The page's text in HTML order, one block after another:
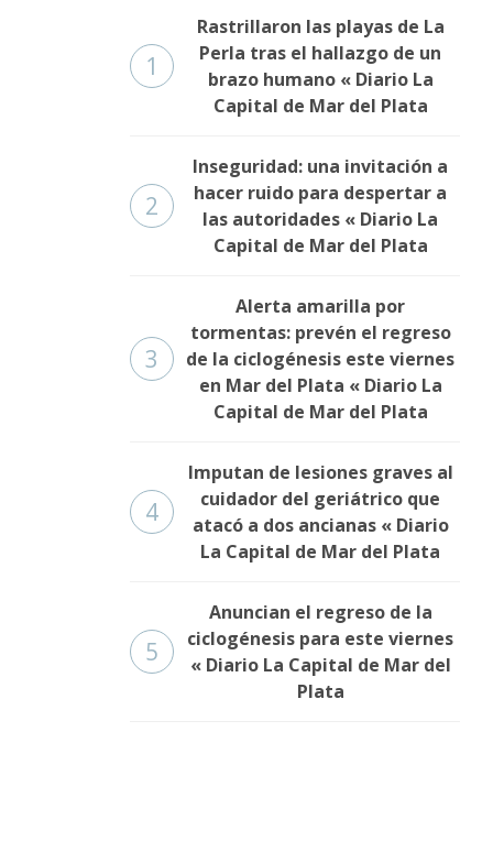
1
Rastrillaron las playas de La
Perla tras el hallazgo de un
brazo humano « Diario La
Capital de Mar del Plata
2
Inseguridad: una invitación a
hacer ruido para despertar a
las autoridades « Diario La
Capital de Mar del Plata
3
Alerta amarilla por
tormentas: prevén el regreso
de la ciclogénesis este viernes
en Mar del Plata « Diario La
Capital de Mar del Plata
4
Imputan de lesiones graves al
cuidador del geriátrico que
atacó a dos ancianas « Diario
La Capital de Mar del Plata
5
Anuncian el regreso de la
ciclogénesis para este viernes
« Diario La Capital de Mar del
Plata